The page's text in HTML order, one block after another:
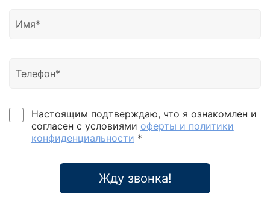
Настоящим подтверждаю, что я ознакомлен и
согласен с условиями оферты и политики
конфиденциальности *
Жду звонка!